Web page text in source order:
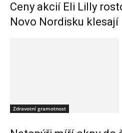
Ceny akcií Eli Lilly
Novo Nordisku klesají
Zdravotní gramotnost